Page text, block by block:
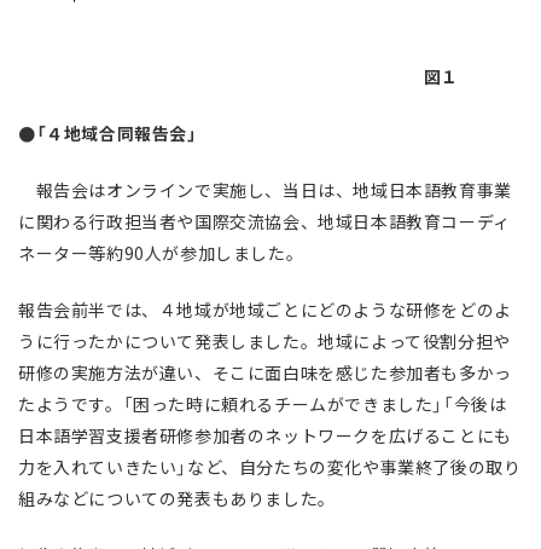
図１
●「４地域合同報告会」
報告会はオンラインで実施し、当日は、地域日本語教育事業
に関わる行政担当者や国際交流協会、地域日本語教育コーディ
ネーター等約90人が参加しました。
報告会前半では、４地域が地域ごとにどのような研修をどのよ
うに行ったかについて発表しました。地域によって役割分担や
研修の実施方法が違い、そこに面白味を感じた参加者も多かっ
たようです。「困った時に頼れるチームができました」「今後は
日本語学習支援者研修参加者のネットワークを広げることにも
力を入れていきたい」など、自分たちの変化や事業終了後の取り
組みなどについての発表もありました。